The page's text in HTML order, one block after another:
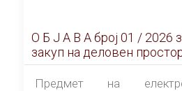
О Б Ј А В А брoj 01 / 2026
закуп на деловен
ЕЛЕКТРОНСКО ЈАВНО
Предмет на